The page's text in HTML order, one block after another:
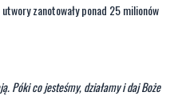
zanotowały ponad 25 milionów
Póki co jesteśmy, działamy i daj Boże